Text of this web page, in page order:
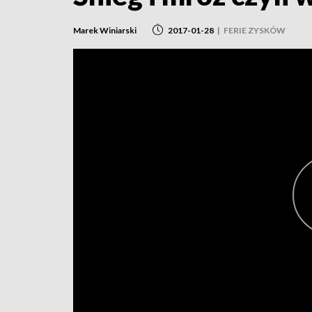
Marek Winiarski 2017-01-28 | FERIE ZYSKÓW